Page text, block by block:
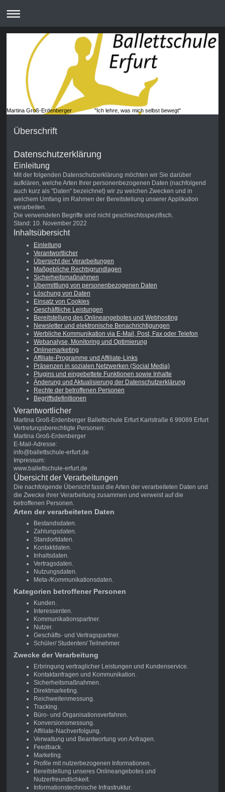
Martina Groß-Erdenberger "Ich lehre, was mich selbst bewegt"
Überschrift
Datenschutzerklärung
Einleitung
Mit der folgenden Datenschutzerklärung möchten wir Sie darüber
aufklären, welche Arten Ihrer personenbezogenen Daten (nachfolgend
auch kurz als "Daten“ bezeichnet) wir zu welchen Zwecken und in
welchem Umfang im Rahmen der Bereitstellung unserer Applikation
verarbeiten.
Die verwendeten Begriffe sind nicht geschlechtsspezifisch.
Stand: 10. November 2022
Inhaltsübersicht
Einleitung
Verantwortlicher
Übersicht der Verarbeitungen
Maßgebliche Rechtsgrundlagen
Sicherheitsmaßnahmen
Übermittlung von personenbezogenen Daten
Löschung von Daten
Einsatz von Cookies
Geschäftliche Leistungen
Bereitstellung des Onlineangebotes und Webhosting
Newsletter und elektronische Benachrichtigungen
Werbliche Kommunikation via E-Mail, Post, Fax oder Telefon
Webanalyse, Monitoring und Optimierung
Onlinemarketing
Affiliate-Programme und Affiliate-Links
Präsenzen in sozialen Netzwerken (Social Media)
Plugins und eingebettete Funktionen sowie Inhalte
Änderung und Aktualisierung der Datenschutzerklärung
Rechte der betroffenen Personen
Begriffsdefinitionen
Verantwortlicher
Martina Groß-Erdenberger Ballettschule Erfurt Karlstraße 6 99089 Erfurt
Vertretungsberechtigte Personen:
Martina Groß-Erdenberger
E-Mail-Adresse:
info@ballettschule-erfurt.de
Impressum:
www.ballettschule-erfurt.de
Übersicht der Verarbeitungen
Die nachfolgende Übersicht fasst die Arten der verarbeiteten Daten und
die Zwecke ihrer Verarbeitung zusammen und verweist auf die
betroffenen Personen.
Arten der verarbeiteten Daten
Bestandsdaten.
Zahlungsdaten.
Standortdaten.
Kontaktdaten.
Inhaltsdaten.
Vertragsdaten.
Nutzungsdaten.
Meta-/Kommunikationsdaten.
Kategorien betroffener Personen
Kunden.
Interessenten.
Kommunikationspartner.
Nutzer.
Geschäfts- und Vertragspartner.
Schüler/ Studenten/ Teilnehmer.
Zwecke der Verarbeitung
Erbringung vertraglicher Leistungen und Kundenservice.
Kontaktanfragen und Kommunikation.
Sicherheitsmaßnahmen.
Direktmarketing.
Reichweitenmessung.
Tracking.
Büro- und Organisationsverfahren.
Konversionsmessung.
Affiliate-Nachverfolgung.
Verwaltung und Beantwortung von Anfragen.
Feedback.
Marketing.
Profile mit nutzerbezogenen Informationen.
Bereitstellung unseres Onlineangebotes und
Nutzerfreundlichkeit.
Informationstechnische Infrastruktur.